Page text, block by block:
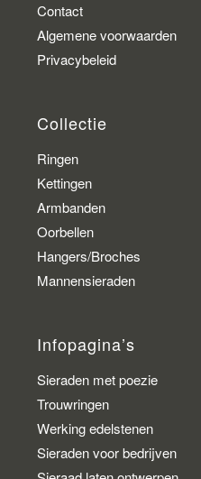
Contact
Algemene voorwaarden
Privacybeleid
Collectie
Ringen
Kettingen
Armbanden
Oorbellen
Hangers/Broches
Mannensieraden
Infopagina’s
Sieraden met poezie
Trouwringen
Werking edelstenen
Sieraden voor bedrijven